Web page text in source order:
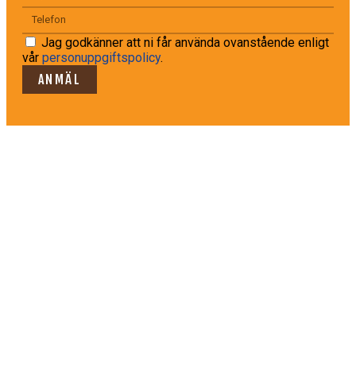
Jag godkänner att ni får använda ovanstående enligt
vår personuppgiftspolicy.
ANMÄL